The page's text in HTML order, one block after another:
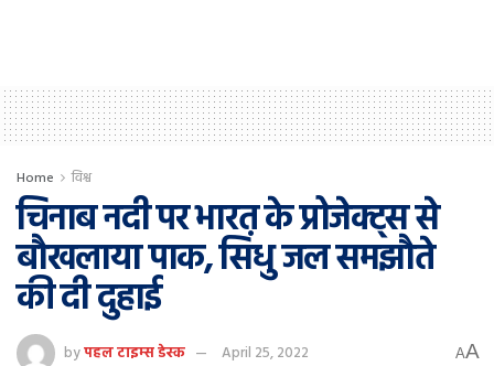
Home विश्व
चिनाब नदी पर भारत के प्रोजेक्ट्स से
बौखलाया पाक, सिंधु जल समझौते
की दी दुहाई
byपहल टाइम्स डेस्क April 25, 2022 AA